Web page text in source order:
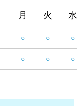
月 火 水
○ ○ ○
○ ○ ○